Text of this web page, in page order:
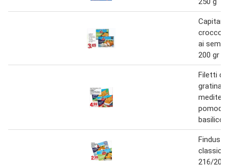
Capitan
ai semi,
200 gr
Filetti di
gratinati
basilico
Findus
216/200